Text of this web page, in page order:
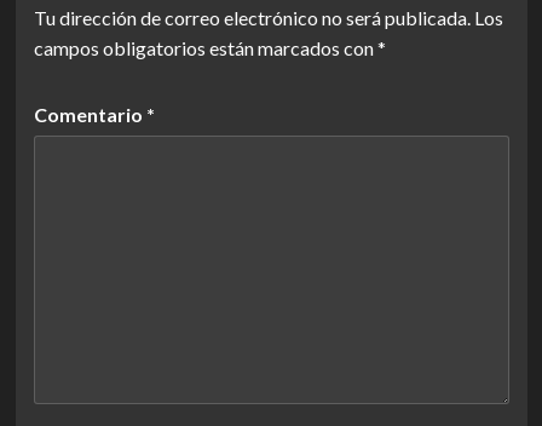
Tu dirección de correo electrónico no será publicada. Los
campos obligatorios están marcados con*
Comentario *